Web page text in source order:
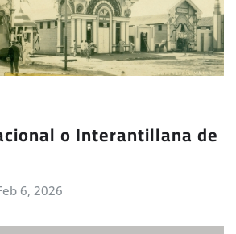
o Interantillana de
6, 2026